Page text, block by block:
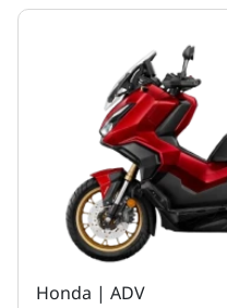
Honda | ADV